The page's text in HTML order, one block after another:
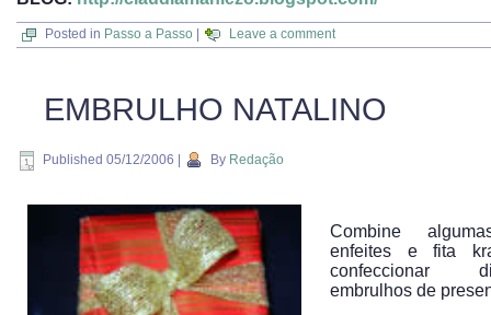
Posted in Passo a Passo Leave a comment
EMBRULHO NATALINO
Published 05/12/2006 By Redação
Combine
enfeites e fita
confeccionar
embrulhos de